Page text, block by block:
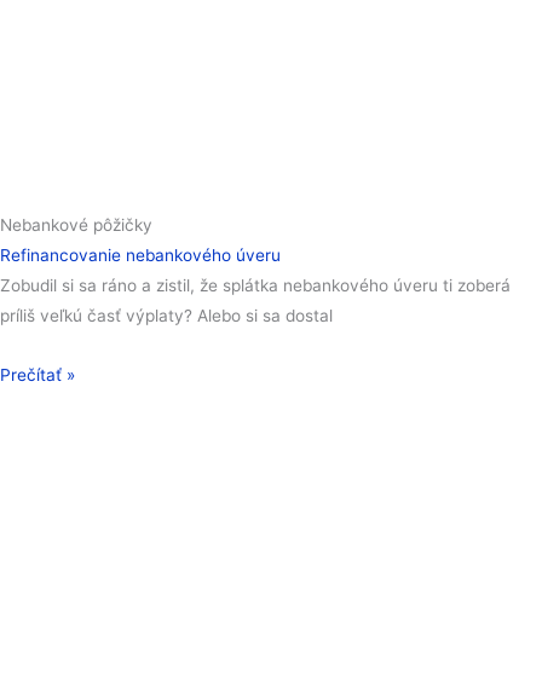
Nebankové pôžičky
Refinancovanie nebankového úveru
Zobudil si sa ráno a zistil, že splátka nebankového úveru ti zoberá
príliš veľkú časť výplaty? Alebo si sa dostal
Prečítať »